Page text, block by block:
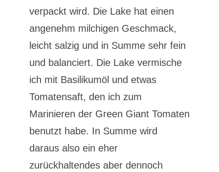
verpackt wird. Die Lake hat einen
angenehm milchigen Geschmack,
leicht salzig und in Summe sehr fein
und balanciert. Die Lake vermische
ich mit Basilikumöl und etwas
Tomatensaft, den ich zum
Marinieren der Green Giant Tomaten
benutzt habe. In Summe wird
daraus also ein eher
zurückhaltendes aber dennoch